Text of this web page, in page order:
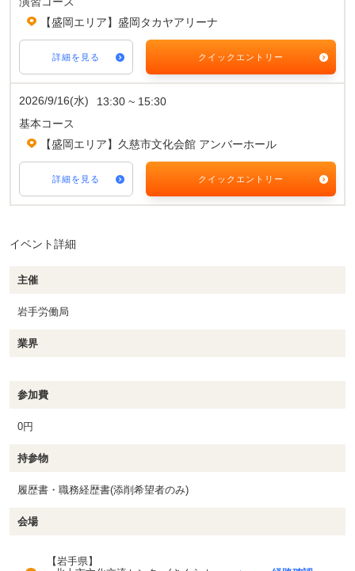
【盛岡エリア】盛岡タカヤアリーナ
詳細を見る クイックエントリー
2026/9/16(水)
13:30 ~ 15:30
基本コース
【盛岡エリア】久慈市文化会館 アンバーホール
詳細を見る クイックエントリー
イベント詳細
主催
岩手労働局
業界
参加費
0円
持参物
履歴書・職務経歴書(添削希望者のみ)
会場
【岩手県】